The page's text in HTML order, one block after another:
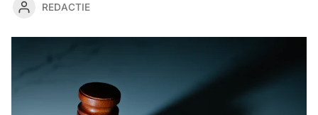
REDACTIE